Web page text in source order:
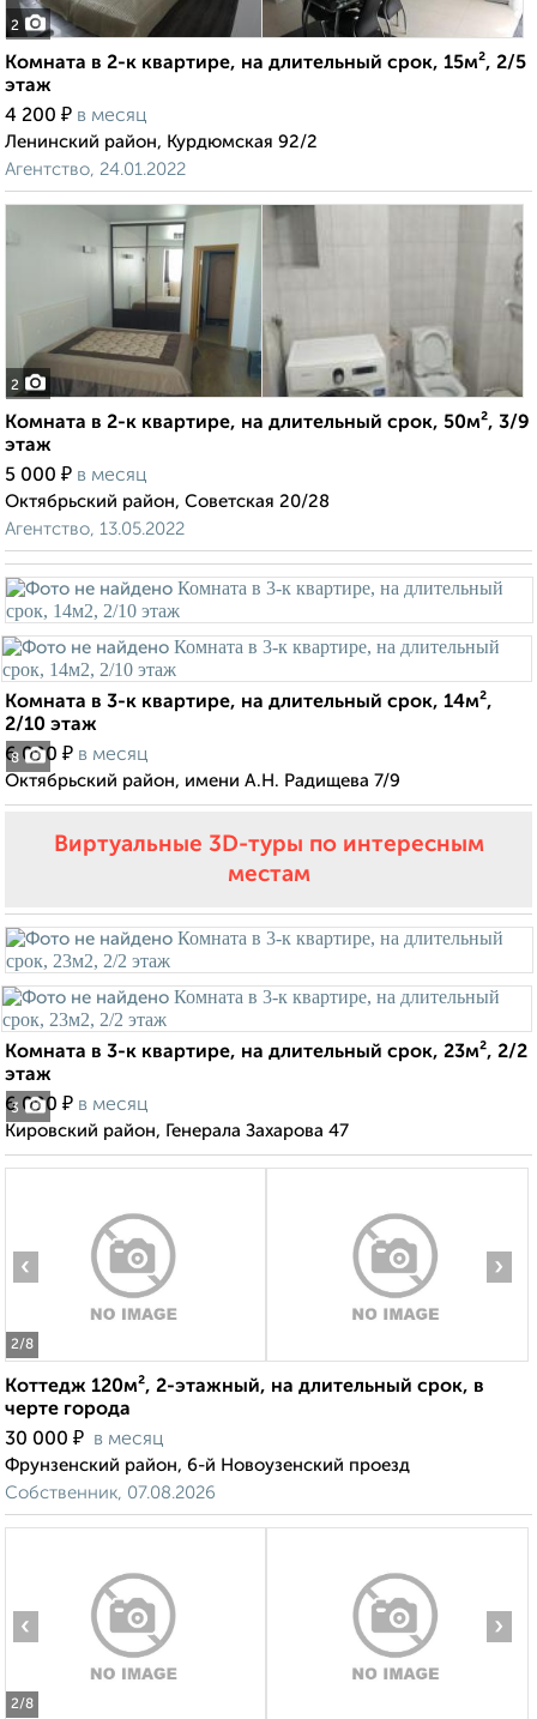
2
Комната в 2-к квартире, на длительный срок, 15м², 2/5
этаж
4 200 ₽ в месяц
Ленинский район, Курдюмская 92/2
Агентство, 24.01.2022
2
Комната в 2-к квартире, на длительный срок, 50м², 3/9
этаж
5 000 ₽ в месяц
Октябрьский район, Советская 20/28
Агентство, 13.05.2022
8
Комната в 3-к квартире, на длительный срок, 14м²,
2/10 этаж
6 000 ₽ в месяц
Октябрьский район, имени А.Н. Радищева 7/9
Виртуальные 3D-туры по интересным
местам
3
Комната в 3-к квартире, на длительный срок, 23м², 2/2
этаж
6 000 ₽ в месяц
Кировский район, Генерала Захарова 47
2/8
‹ ›
Коттедж 120м², 2-этажный, на длительный срок, в
черте города
30 000 ₽ в месяц
Фрунзенский район, 6-й Новоузенский проезд
Собственник, 07.08.2026
2/8
‹ ›